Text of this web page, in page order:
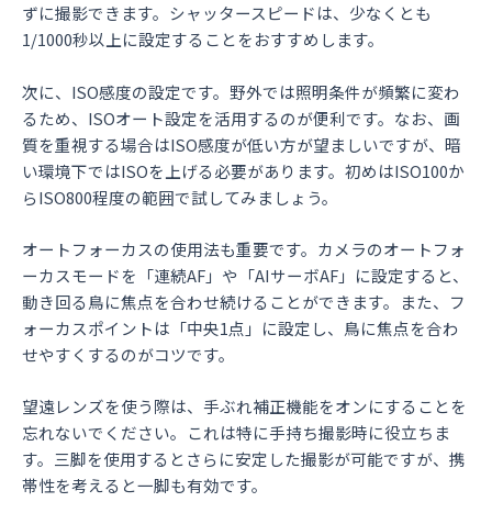
ずに撮影できます。シャッタースピードは、少なくとも
1/1000秒以上に設定することをおすすめします。
次に、ISO感度の設定です。野外では照明条件が頻繁に変わ
るため、ISOオート設定を活用するのが便利です。なお、画
質を重視する場合はISO感度が低い方が望ましいですが、暗
い環境下ではISOを上げる必要があります。初めはISO100か
らISO800程度の範囲で試してみましょう。
オートフォーカスの使用法も重要です。カメラのオートフォ
ーカスモードを「連続AF」や「AIサーボAF」に設定すると、
動き回る鳥に焦点を合わせ続けることができます。また、フ
ォーカスポイントは「中央1点」に設定し、鳥に焦点を合わ
せやすくするのがコツです。
望遠レンズを使う際は、手ぶれ補正機能をオンにすることを
忘れないでください。これは特に手持ち撮影時に役立ちま
す。三脚を使用するとさらに安定した撮影が可能ですが、携
帯性を考えると一脚も有効です。